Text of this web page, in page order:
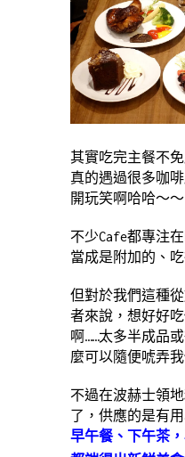
其實吃完主餐不
真的遇過很多咖
開玩笑啊哈哈～～
不少Cafe都專注
當成是附加的、
但對於我們這種
者來說，想好好
啊……太多半成品
麼可以隨便唬弄我
不過在波赫士領
了，供應的是有
早午餐、下午茶